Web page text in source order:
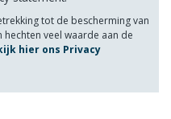
tot de bescherming van
veel waarde aan de
hier ons Privacy